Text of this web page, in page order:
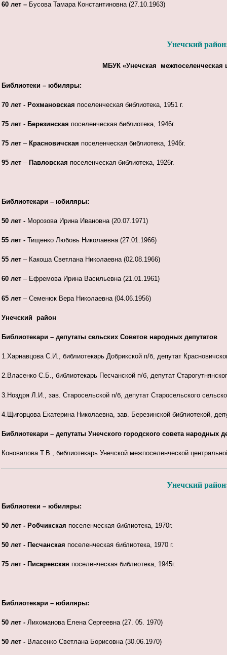
60 лет – Бусова Тамара Константиновна (27.10.1963)
Унечский
МБУК «Унечская межпоселенческая
Библиотеки – юбиляры:
70 лет - Рохмановская поселенческая библиотека, 1951 г.
75 лет - Березинская поселенческая библиотека, 1946г.
75 лет – Красновичская поселенческая библиотека, 1946г.
95 лет – Павловская поселенческая библиотека, 1926г.
Библиотекари – юбиляры:
50 лет - Морозова Ирина Ивановна (20.07.1971)
55 лет - Тищенко Любовь Николаевна (27.01.1966)
55 лет – Какоша Светлана Николаевна (02.08.1966)
60 лет – Ефремова Ирина Васильевна (21.01.1961)
65 лет – Семенюк Вера Николаевна (04.06.1956)
Унечский район
Библиотекари – депутаты сельских Советов народных депутатов
1.Харнавцова С.И., библиотекарь Добрикской п/б, депутат
2.Власенко С.Б., библиотекарь Песчанской п/б, депутат
3.Ноздря Л.И., зав. Старосельской п/б, депутат Старосельского
4.Щигорцова Екатерина Николаевна, зав. Березинской библиотекой,
Библиотекари – депутаты Унечского городского совета народных
Коновалова Т.В., библиотекарь Унечской межпоселенческой
Унечский
Библиотеки – юбиляры:
50 лет - Робчикская поселенческая библиотека, 1970г.
50 лет - Песчанская поселенческая библиотека, 1970 г.
75 лет - Писаревская поселенческая библиотека, 1945г.
Библиотекари – юбиляры:
50 лет - Лихоманова Елена Сергеевна (27. 05. 1970)
50 лет - Власенко Светлана Борисовна (30.06.1970)